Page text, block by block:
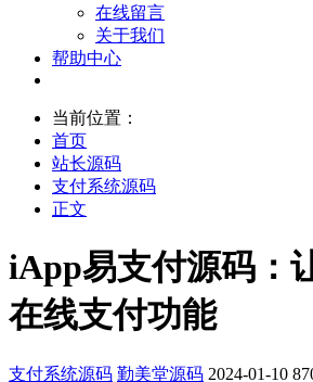
在线留言
关于我们
帮助中心
当前位置：
首页
站长源码
支付系统源码
正文
iApp易支付源码：
在线支付功能
支付系统源码 勤美堂源码 2024-01-10